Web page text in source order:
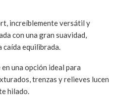
increíblemente versátil y
con una gran suavidad,
caída equilibrada.
una opción ideal para
trenzas y relieves lucen
hilado.